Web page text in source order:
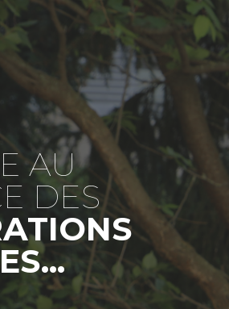
AU
DES